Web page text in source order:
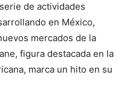
de actividades
en México,
mercados de la
figura destacada en la
marca un hito en su